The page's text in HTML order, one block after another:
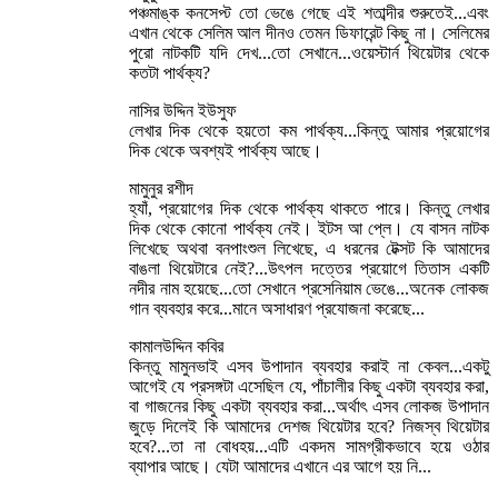
পঞ্চমাঙ্ক কনসেপ্ট তো ভেঙে গেছে এই শতাব্দীর শুরুতেই...এবং
এখান থেকে সেলিম আল দীনও তেমন ডিফারেন্ট কিছু না। সেলিমের
পুরো নাটকটি যদি দেখ...তো সেখানে...ওয়েস্টার্ন থিয়েটার থেকে
কতটা পার্থক্য?
নাসির উদ্দিন ইউসুফ
লেখার দিক থেকে হয়তো কম পার্থক্য...কিন্তু আমার প্রয়োগের
দিক থেকে অবশ্যই পার্থক্য আছে।
মামুনুর রশীদ
হ্যাঁ, প্রয়োগের দিক থেকে পার্থক্য থাকতে পারে। কিন্তু লেখার
দিক থেকে কোনো পার্থক্য নেই। ইটস আ প্লে। যে বাসন নাটক
লিখেছে অথবা বনপাংশুল লিখেছে, এ ধরনের টেক্সট কি আমাদের
বাঙলা থিয়েটারে নেই?...উৎপল দত্তের প্রয়োগে তিতাস একটি
নদীর নাম হয়েছে...তো সেখানে প্রসেনিয়াম ভেঙে...অনেক লোকজ
গান ব্যবহার করে...মানে অসাধারণ প্রযোজনা করেছে...
কামালউদ্দিন কবির
কিন্তু মামুনভাই এসব উপাদান ব্যবহার করাই না কেবল...একটু
আগেই যে প্রসঙ্গটা এসেছিল যে, পাঁচালীর কিছু একটা ব্যবহার করা,
বা গাজনের কিছু একটা ব্যবহার করা...অর্থাৎ এসব লোকজ উপাদান
জুড়ে দিলেই কি আমাদের দেশজ থিয়েটার হবে? নিজস্ব থিয়েটার
হবে?...তা না বোধহয়...এটি একদম সামগ্রীকভাবে হয়ে ওঠার
ব্যাপার আছে। যেটা আমাদের এখানে এর আগে হয় নি...